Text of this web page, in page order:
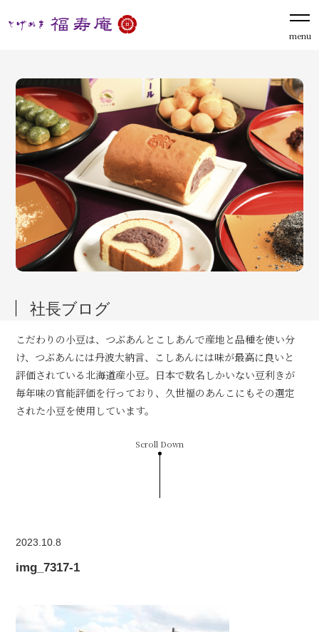
menu
社長ブログ
こだわりの小豆は、つぶあんとこしあんで産地と品種を使い分
け、つぶあんには丹波大納言、こしあんには味が最高に良いと
評価されている北海道産小豆。日本で数名しかいない豆利きが
毎年味の官能評価を行っており、久世福のあんこにもその選定
された小豆を使用しています。
Scroll Down
2023.10.8
img_7317-1